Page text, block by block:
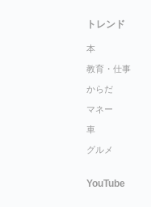
トレンド
本
教育・仕事
からだ
マネー
車
グルメ
YouTube